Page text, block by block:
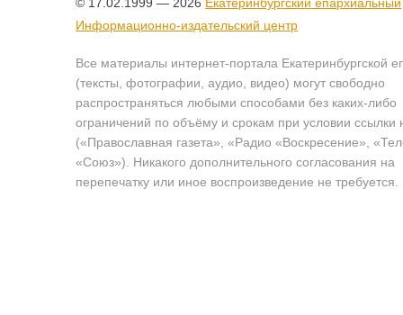
© 17.02.1999 — 2026 Екатеринбургский епархиальный
Информационно-издательский центр
Все материалы интернет-портала Екатеринбургской
(тексты, фотографии, аудио, видео) могут свободно
распространяться любыми способами без каких-либо
ограничений по объёму и срокам при условии ссылки
(«Православная газета», «Радио «Воскресение»,
«Союз»). Никакого дополнительного согласования на
перепечатку или иное воспроизведение не требуется.